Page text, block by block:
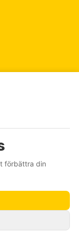
förbättra din